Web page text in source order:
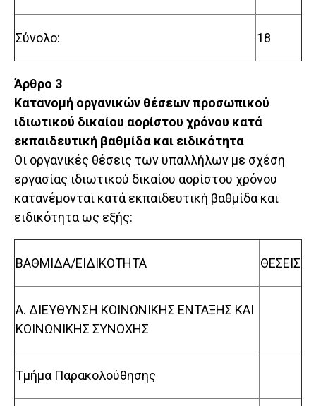
Σύνολο: 18
Άρθρο 3
Κατανομή οργανικών θέσεων προσωπικού
ιδιωτικού δικαίου αορίστου χρόνου κατά
εκπαιδευτική βαθμίδα και ειδικότητα
Οι οργανικές θέσεις των υπαλλήλων με σχέση
εργασίας ιδιωτικού δικαίου αορίστου χρόνου
κατανέμονται κατά εκπαιδευτική βαθμίδα και
ειδικότητα ως εξής:
ΒΑΘΜΙΔΑ/ΕΙΔΙΚΟΤΗΤΑ ΘΕΣΕΙΣ
Α. ΔΙΕΥΘΥΝΣΗ ΚΟΙΝΩΝΙΚΗΣ ΕΝΤΑΞΗΣ ΚΑΙ
ΚΟΙΝΩΝΙΚΗΣ ΣΥΝΟΧΗΣ
Τμήμα Παρακολούθησης